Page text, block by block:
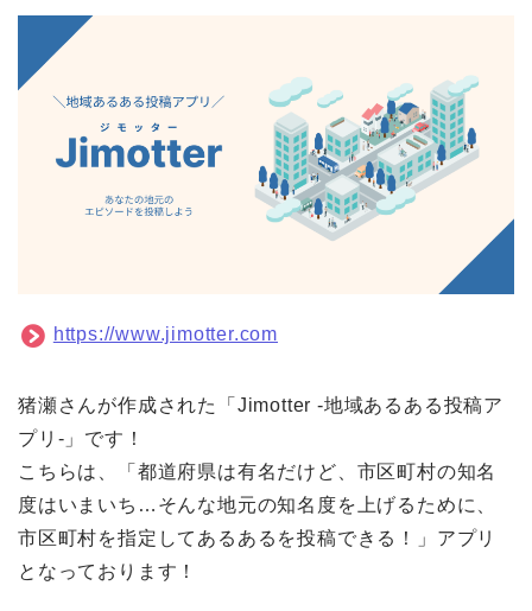
https://www.jimotter.com
猪瀬さんが作成された「Jimotter -地域あるある投稿ア
プリ-」です！
こちらは、
「都道府県は有名だけど、市区町村の知名
度はいまいち…そんな地元の知名度を上げるために、
市区町村を指定してあるあるを投稿できる！」アプリ
となっております！